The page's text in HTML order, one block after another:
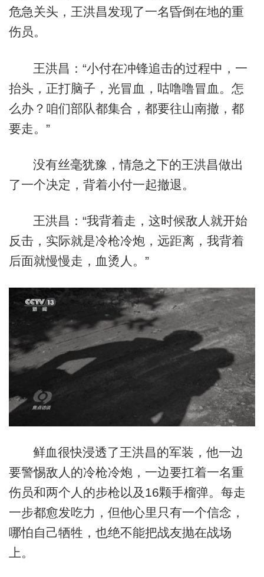
危急关头，王洪昌发现了一名昏倒在地的重
伤员。
王洪昌：“小付在冲锋追击的过程中，一
抬头，正打脑子，光冒血，咕噜噜冒血。怎
么办？咱们部队都集合，都要往山南撤，都
要走。”
没有丝毫犹豫，情急之下的王洪昌做出
了一个决定，背着小付一起撤退。
王洪昌：“我背着走，这时候敌人就开始
反击，实际就是冷枪冷炮，远距离，我背着
后面就慢慢走，血烫人。”
鲜血很快浸透了王洪昌的军装，他一边
要警惕敌人的冷枪冷炮，一边要扛着一名重
伤员和两个人的步枪以及16颗手榴弹。每走
一步都愈发吃力，但他心里只有一个信念，
哪怕自己牺牲，也绝不能把战友抛在战场
上。